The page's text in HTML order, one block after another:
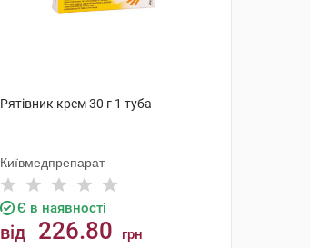
Рятівник крем 30 г 1 туба
Київмедпрепарат
Є в наявності
від 226.80 грн